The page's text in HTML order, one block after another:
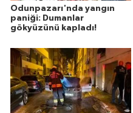
Odunpazarı'nda yangın
paniği: Dumanlar
gökyüzünü kapladı!